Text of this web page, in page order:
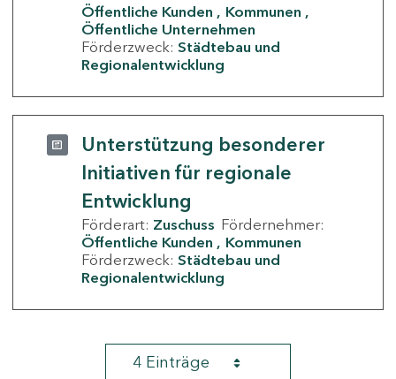
Öffentliche Kunden
Kommunen
Öffentliche Unternehmen
Förderzweck: Städtebau und
Regionalentwicklung
Unterstützung besonderer
Initiativen für regionale
Entwicklung
Förderart: Zuschuss Fördernehmer:
Öffentliche Kunden
Kommunen
Förderzweck: Städtebau und
Regionalentwicklung
4 Einträge